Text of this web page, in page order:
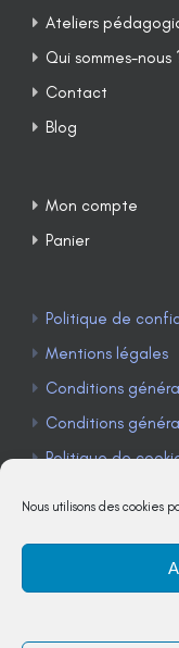
Nous utilisons des cookies
Ateliers
Qui sommes-nous
Contact
Blog
Mon compte
Panier
Politique de
Mentions légales
Conditions
Conditions
Politique de
TÉLÉPHONE : 04 90